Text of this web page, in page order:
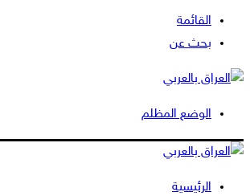
القائمة
بحث عن
الوضع المظلم
الرئيسية